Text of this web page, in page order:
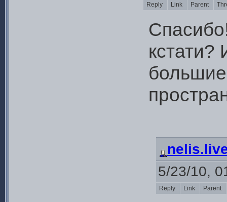
Reply Link Parent
кстати?
5/23/10,
Reply Link Parent